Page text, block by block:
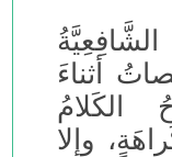
أثناءَ
الكَلامُ
وإلا